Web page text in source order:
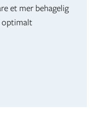
et mer behagelig
optimalt